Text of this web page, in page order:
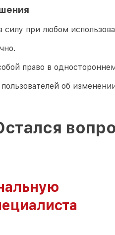
силу при любом
право в
об